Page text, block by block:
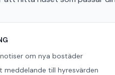
om nya bostäder
till hyresvärden